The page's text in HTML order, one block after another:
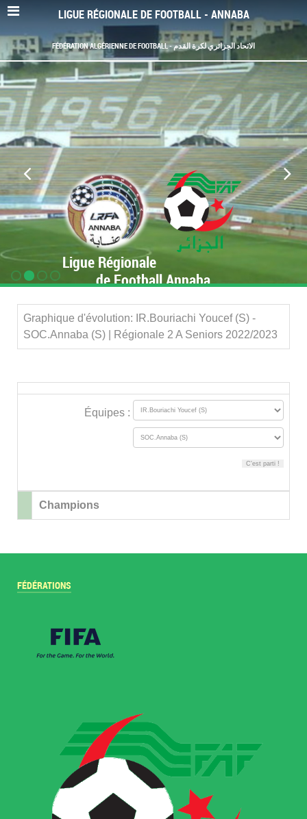
LIGUE RÉGIONALE DE FOOTBALL - ANNABA
FÉDÉRATION ALGÉRIENNE DE FOOTBALL - الاتحاد الجزائري لكرة القدم
Ligue Régionale
de Football Annaba
Graphique d'évolution: IR.Bouriachi Youcef (S) -
SOC.Annaba (S) | Régionale 2 A Seniors 2022/2023
Équipes :
Champions
FÉDÉRATIONS